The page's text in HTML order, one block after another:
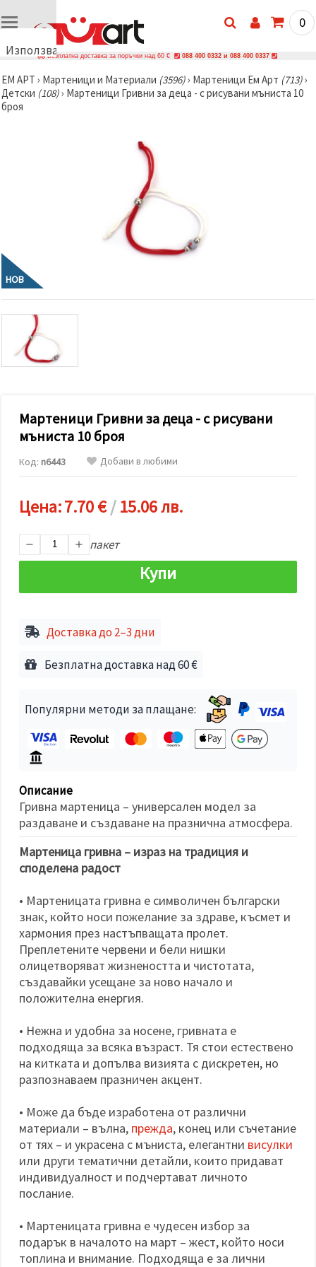
Използваме
🍪
Използваме
бисквитки
да
анализираме
трафика и
да
показваме
релевантно
съдържание
и реклами,
включително
с помощта
маркетинг.
Можеш да
съгласиш
"бисквитки"
натиснеш
"Приеми
всички!"
или да
избереш
"бисквитки"
Приеми
всички
на
бисквитките
0
Безплатна доставка за поръчки над 60 € 088 400 0332 и 088 400 0337
ЕМ АРТ › Мартеници и Материали (3596)› Мартеници Ем Арт (713)›
Детски (108)› Мартеници Гривни за деца - с рисувани мъниста 10
броя
НОВ
Мартеници Гривни за деца - с рисувани
мъниста 10 броя
Код: n6443 Добави в любими
Цена:7.70 €/15.06 лв.
пакет
Купи
Доставка до 2–3 дни
Безплатна доставка над 60 €
Популярни методи за плащане:
Описание
Гривна мартеница – универсален модел за
раздаване и създаване на празнична атмосфера.
Мартеница гривна – израз на традиция и
споделена радост
• Мартеницата гривна е символичен български
знак, който носи пожелание за здраве, късмет и
хармония през настъпващата пролет.
Преплетените червени и бели нишки
олицетворяват жизнеността и чистотата,
създавайки усещане за ново начало и
положителна енергия.
• Нежна и удобна за носене, гривната е
подходяща за всяка възраст. Тя стои естествено
на китката и допълва визията с дискретен, но
разпознаваем празничен акцент.
• Може да бъде изработена от различни
материали – вълна, прежда, конец или съчетание
от тях – и украсена с мъниста, елегантни висулки
или други тематични детайли, които придават
индивидуалност и подчертават личното
послание.
• Мартеницата гривна е чудесен избор за
подарък в началото на март – жест, който носи
топлина и внимание. Подходяща е за лични